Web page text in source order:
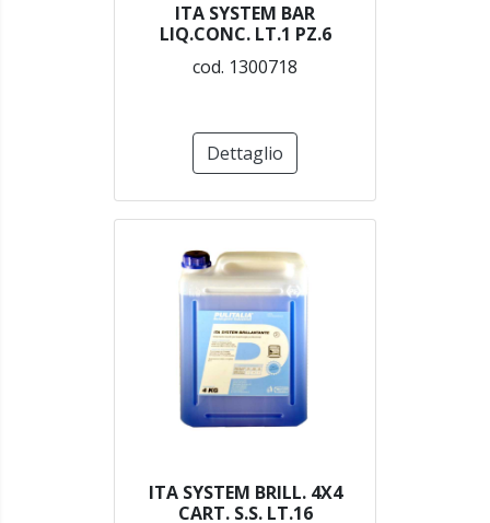
ITA SYSTEM BAR
LIQ.CONC. LT.1 PZ.6
cod. 1300718
Dettaglio
ITA SYSTEM BRILL. 4X4
CART. S.S. LT.16